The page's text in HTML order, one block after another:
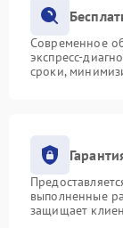
Современное
экспресс-
сроки,
выполненные
защищает